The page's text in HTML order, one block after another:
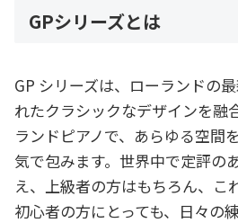
GPシリーズとは
GP シリーズは、ローランドの
れたクラシックなデザインを融
ランドピアノで、あらゆる空間
気で包みます。世界中で定評の
え、上級者の方はもちろん、こ
初心者の方にとっても、日々の